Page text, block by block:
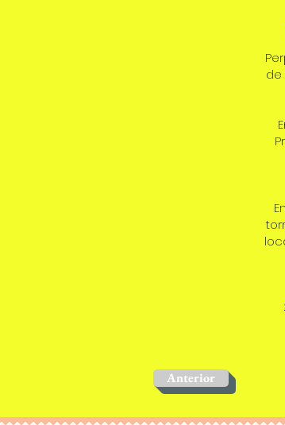
de
Anterior